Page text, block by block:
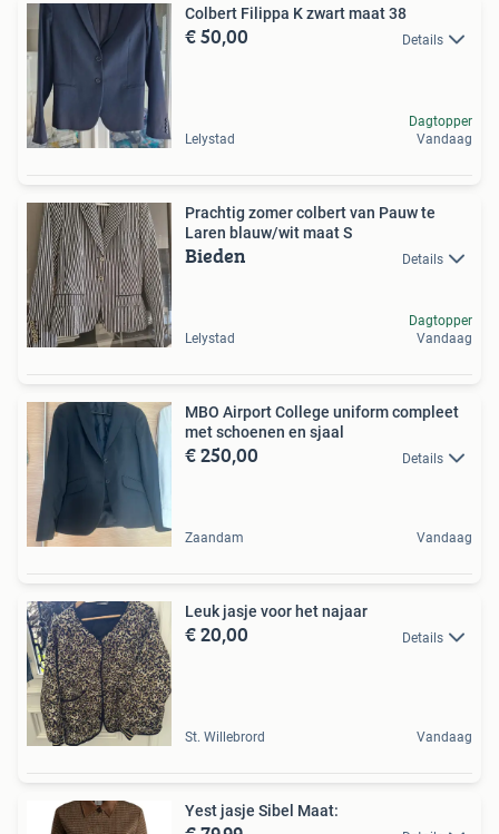
Colbert Filippa K zwart maat 38
€ 50,00 Details
Lelystad
Dagtopper
Vandaag
Prachtig zomer colbert van Pauw te
Laren blauw/wit maat S
Bieden Details
Lelystad
Dagtopper
Vandaag
MBO Airport College uniform compleet
met schoenen en sjaal
€ 250,00 Details
Zaandam Vandaag
Leuk jasje voor het najaar
€ 20,00 Details
St. Willebrord Vandaag
Yest jasje Sibel Maat: